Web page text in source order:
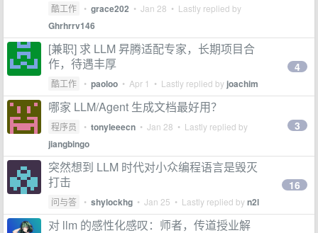
酷工作 • grace202 • Jan 28 • Lastly replied by
Ghrhrrv146
[兼职] 求 LLM 昇腾适配专家，长期项目合
作，待遇丰厚
酷工作 • paoloo • Apr 1 • Lastly replied by joachim
4
哪家 LLM/Agent 生成文档最好用？
程序员 • tonyleeecn • Jan 28 • Lastly replied by
jiangbingo
3
突然想到 LLM 时代对小众编程语言是毁灭
打击
问与答 • shylockhg • Jan 25 • Lastly replied byn2l
16
对 llm 的感性化感叹：师者，传道授业解